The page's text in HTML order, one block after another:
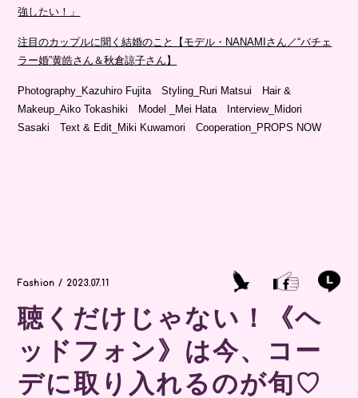
強したい！」
注目のカップルに聞く結婚のこと【モデル・NANAMIさん／“バチェ
ラー婚”黄皓さん＆秋倉諒子さん】
Photography_Kazuhiro Fujita Styling_Ruri Matsui Hair &
Makeup_Aiko Tokashiki Model _Mei Hata Interview_Midori
Sasaki Text & Edit_Miki Kuwamori Cooperation_PROPS NOW
Fashion / 2023.07.11
聴くだけじゃない！《ヘ
ッドフォン》は今、コー
デに取り入れるのが旬♡